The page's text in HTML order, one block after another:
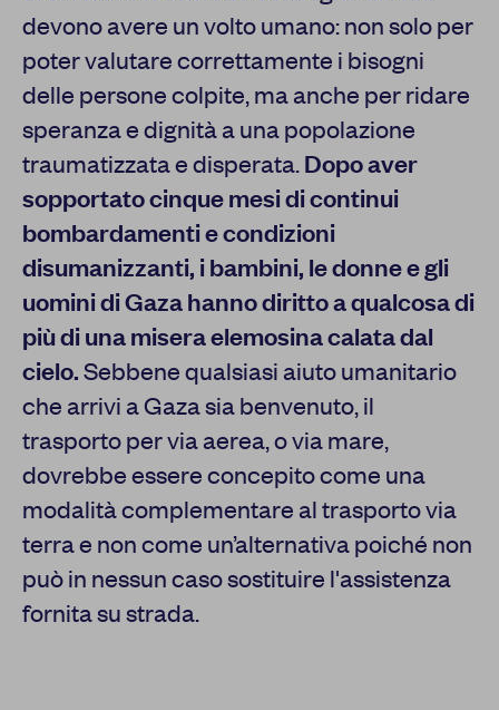
devono avere un volto umano: non solo per
poter valutare correttamente i bisogni
delle persone colpite, ma anche per ridare
speranza e dignità a una popolazione
traumatizzata e disperata.Dopo aver
sopportato cinque mesi di continui
bombardamenti e condizioni
disumanizzanti, i bambini, le donne e gli
uomini di Gaza hanno diritto a qualcosa di
più di una misera elemosina calata dal
cielo.Sebbene qualsiasi aiuto umanitario
che arrivi a Gaza sia benvenuto, il
trasporto per via aerea, o via mare,
dovrebbe essere concepito come una
modalità complementare al trasporto via
terra e non come un’alternativa poiché non
può in nessun caso sostituire l'assistenza
fornita su strada.